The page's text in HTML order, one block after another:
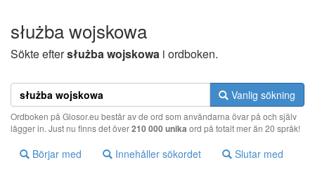
służba wojskowa
Sökte eftersłużba wojskowa i ordboken.
Vanlig sökning
Ordboken på Glosor.eu består av de ord som användarna övar på och själv
lägger in. Just nu finns det över210 000 unika ord på totalt mer än 20 språk!
Börjar med Innehåller sökordet Slutar med